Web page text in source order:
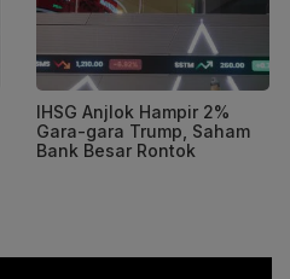
IHSG Anjlok Hampir 2%
Gara-gara Trump, Saham
Bank Besar Rontok